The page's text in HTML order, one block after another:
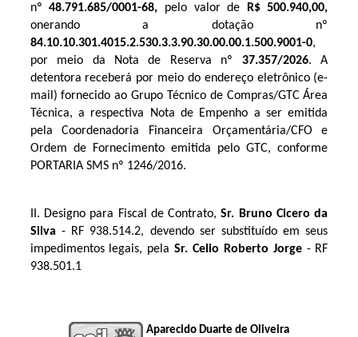
nº48.791.685/0001-68, pelo valor de R$ 500.940,00,
onerando a dotação nº
84.10.10.301.4015.2.530.3.3.90.30.00.00.1.500.9001-0,
por meio da Nota de Reserva nº 37.357/2026. A
detentora receberá por meio do endereço eletrônico (e-
mail) fornecido ao Grupo Técnico de Compras/GTC Área
Técnica, a respectiva Nota de Empenho a ser emitida
pela Coordenadoria Financeira Orçamentária/CFO e
Ordem de Fornecimento emitida pelo GTC, conforme
PORTARIA SMS nº 1246/2016.
II. Designo para Fiscal de Contrato, Sr. Bruno Cicero da
Silva - RF 938.514.2, devendo ser substituído em seus
impedimentos legais, pela Sr. Celio Roberto Jorge - RF
938.501.1
Aparecido Duarte de Oliveira